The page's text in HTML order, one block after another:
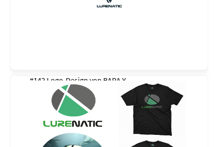
#142 Logo-Design von BARA Y